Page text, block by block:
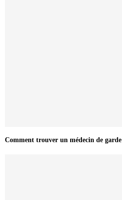
Comment trouver un médecin de garde